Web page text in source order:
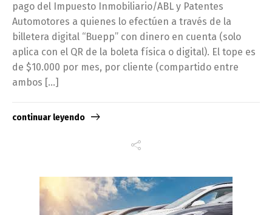
pago del Impuesto Inmobiliario/ABL y Patentes
Automotores a quienes lo efectúen a través de la
billetera digital “Buepp” con dinero en cuenta (solo
aplica con el QR de la boleta física o digital). El tope es
de $10.000 por mes, por cliente (compartido entre
ambos […]
continuar leyendo